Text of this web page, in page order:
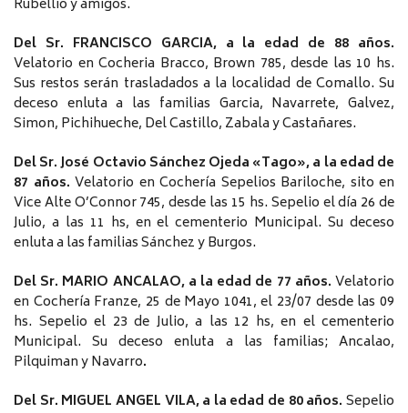
Rubellio y amigos.
Del Sr. FRANCISCO GARCIA, a la edad de 88 años.
Velatorio en Cocheria Bracco, Brown 785, desde las 10 hs.
Sus restos serán trasladados a la localidad de Comallo. Su
deceso enluta a las familias Garcia, Navarrete, Galvez,
Simon, Pichihueche, Del Castillo, Zabala y Castañares.
Del Sr. José Octavio Sánchez Ojeda «Tago», a la edad de
87 años. Velatorio en Cochería Sepelios Bariloche, sito en
Vice Alte O’Connor 745, desde las 15 hs. Sepelio el día 26 de
Julio, a las 11 hs, en el cementerio Municipal. Su deceso
enluta a las familias Sánchez y Burgos.
Del Sr. MARIO ANCALAO, a la edad de 77 años. Velatorio
en Cochería Franze, 25 de Mayo 1041, el 23/07 desde las 09
hs. Sepelio el 23 de Julio, a las 12 hs, en el cementerio
Municipal. Su deceso enluta a las familias; Ancalao,
Pilquiman y Navarro.
Del Sr. MIGUEL ANGEL VILA, a la edad de 80 años. Sepelio